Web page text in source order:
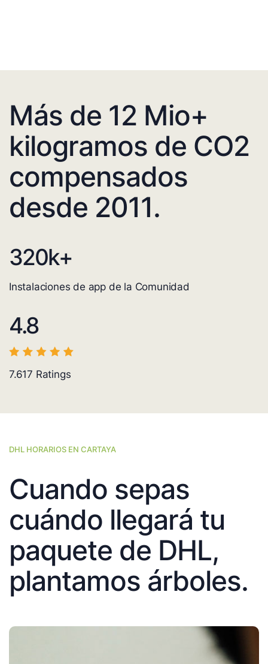
Más de 12 Mio+
kilogramos de CO2
compensados
desde 2011.
320k+
Instalaciones de app de la Comunidad
4.8
7.617 Ratings
DHL HORARIOS EN CARTAYA
Cuando sepas
cuándo llegará tu
paquete de DHL,
plantamos árboles.